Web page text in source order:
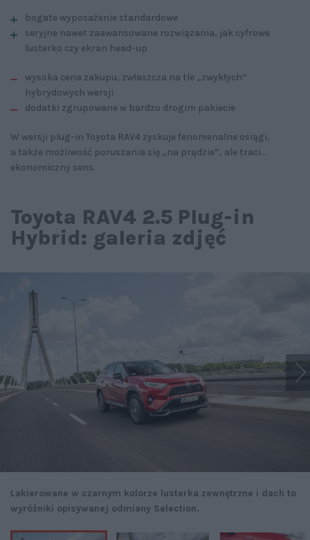
bogate wyposażenie standardowe
seryjne nawet zaawansowane rozwiązania, jak cyfrowe
lusterko czy ekran head-up
wysoka cena zakupu, zwłaszcza na tle „zwykłych”
hybrydowych wersji
dodatki zgrupowane w bardzo drogim pakiecie
W wersji plug-in Toyota RAV4 zyskuje fenomenalne osiągi,
a także możliwość poruszania się „na prądzie”, ale traci...
ekonomiczny sens.
Toyota RAV4 2.5 Plug-in
Hybrid: galeria zdjęć
Lakierowane w czarnym kolorze lusterka zewnętrzne i dach to
wyróżniki opisywanej odmiany Selection.